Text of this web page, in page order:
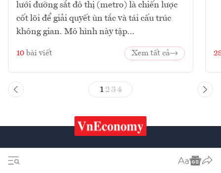
lưới đường sắt đô thị (metro) là chiến lược
cốt lõi để giải quyết ùn tắc và tái cấu trúc
không gian. Mô hình này tập...
10 bài viết Xem tất cả
1 23 4
Tiêu & Dùng